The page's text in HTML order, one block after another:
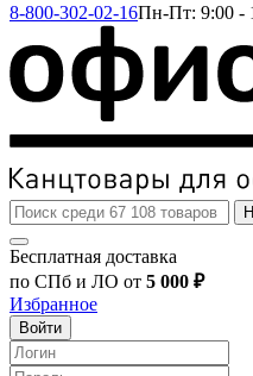
8-800-302-02-16Пн-Пт: 9:00 -
Бесплатная доставка
по СПб и ЛО от 5 000 ₽
Избранное
Войти